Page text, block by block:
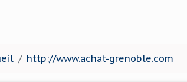
http://www.achat-grenoble.com